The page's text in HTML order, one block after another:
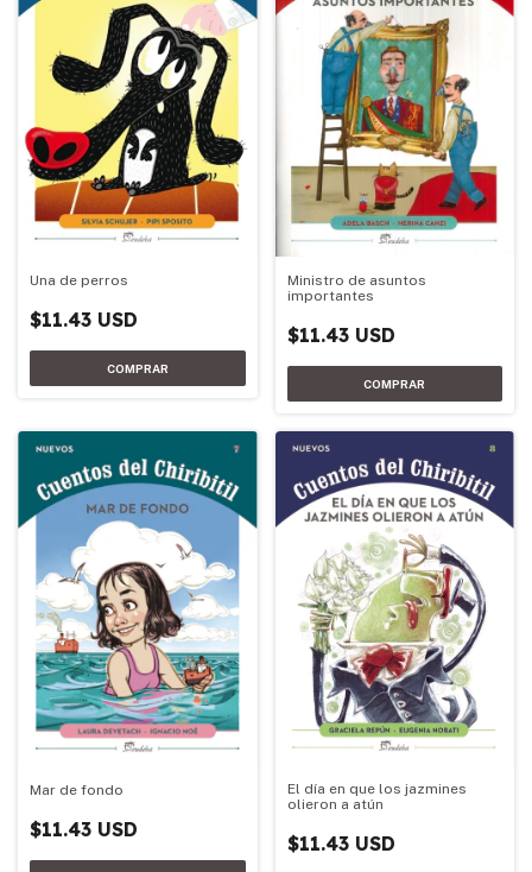
Una de perros
$11.43 USD
Ministro de asuntos
importantes
$11.43 USD
Mar de fondo
$11.43 USD
El día en que los jazmines
olieron a atún
$11.43 USD